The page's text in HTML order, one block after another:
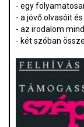
- egy
- a jövő olvasóit
- az irodalom
- két szóban